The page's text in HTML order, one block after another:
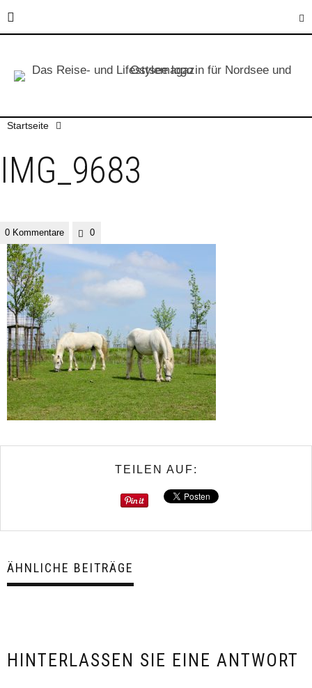
Startseite
IMG_9683
0 Kommentare 0
TEILEN AUF:
ÄHNLICHE BEITRÄGE
HINTERLASSEN SIE EINE ANTWORT